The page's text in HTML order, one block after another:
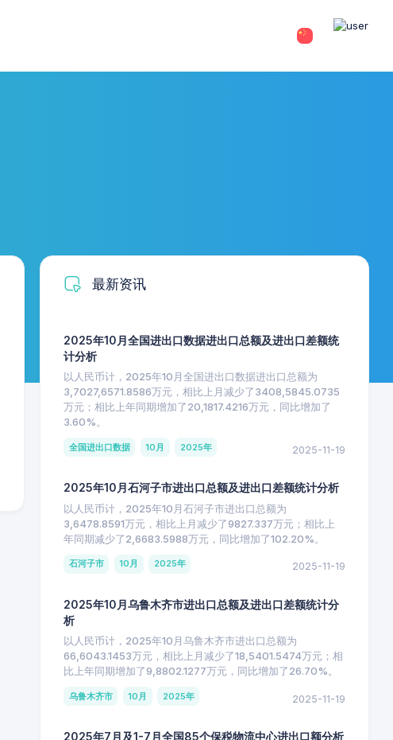
最新资讯
2025年10月全国进出口数据进出口总额及进出口差额统
计分析
以人民币计，2025年10月全国进出口数据进出口总额为
3,7027,6571.8586万元，相比上月减少了3408,5845.0735
万元；相比上年同期增加了20,1817.4216万元，同比增加了
3.60%。
全国进出口数据 10月 2025年 2025-11-19
2025年10月石河子市进出口总额及进出口差额统计分析
以人民币计，2025年10月石河子市进出口总额为
3,6478.8591万元，相比上月减少了9827.337万元；相比上
年同期减少了2,6683.5988万元，同比增加了102.20%。
石河子市 10月 2025年 2025-11-19
2025年10月乌鲁木齐市进出口总额及进出口差额统计分
析
以人民币计，2025年10月乌鲁木齐市进出口总额为
66,6043.1453万元，相比上月减少了18,5401.5474万元；相
比上年同期增加了9,8802.1277万元，同比增加了26.70%。
乌鲁木齐市 10月 2025年 2025-11-19
2025年7月及1-7月全国85个保税物流中心进出口额分析